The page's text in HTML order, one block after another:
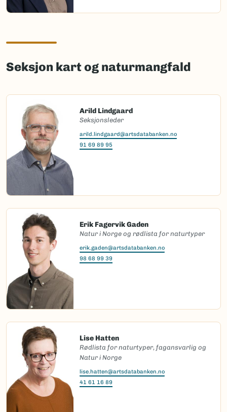
Seksjon kart og naturmangfald
Arild Lindgaard
Seksjonsleder
arild.lindgaard@artsdatabanken.no
91 69 89 95
Erik Fagervik Gaden
Natur i Norge og rødlista for naturtyper
erik.gaden@artsdatabanken.no
98 68 99 39
Lise Hatten
Rødlista for naturtyper, fagansvarlig og
Natur i Norge
lise.hatten@artsdatabanken.no
41 61 16 89